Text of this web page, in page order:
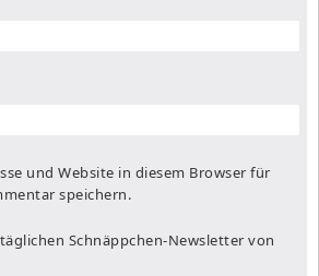
und Website in diesem Browser für
speichern.
Schnäppchen-Newsletter von